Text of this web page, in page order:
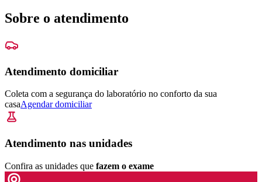
Sobre o atendimento
Atendimento domiciliar
Coleta com a segurança do laboratório no conforto da sua
casaAgendar domiciliar
Atendimento nas unidades
Confira as unidades que fazem o exame